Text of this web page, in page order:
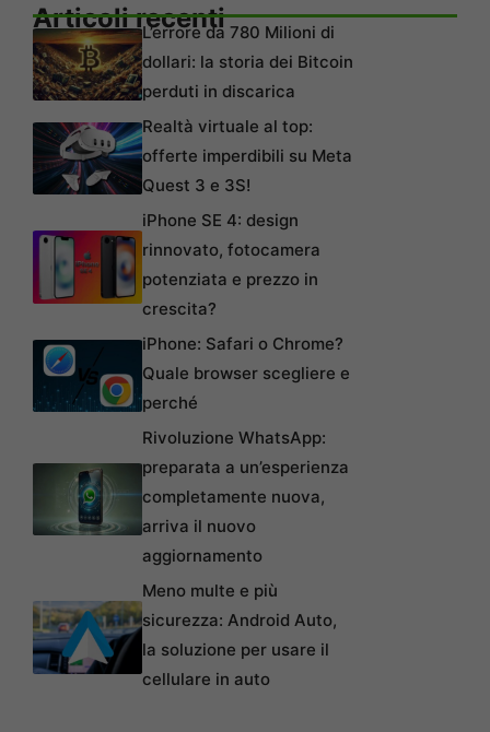
Articoli recentiL’errore da 780 Milioni di
dollari: la storia dei Bitcoin
perduti in discarica
Realtà virtuale al top:
offerte imperdibili su Meta
Quest 3 e 3S!
iPhone SE 4: design
rinnovato, fotocamera
potenziata e prezzo in
crescita?
iPhone: Safari o Chrome?
Quale browser scegliere e
perché
Rivoluzione WhatsApp:
preparata a un’esperienza
completamente nuova,
arriva il nuovo
aggiornamento
Meno multe e più
sicurezza: Android Auto,
la soluzione per usare il
cellulare in auto